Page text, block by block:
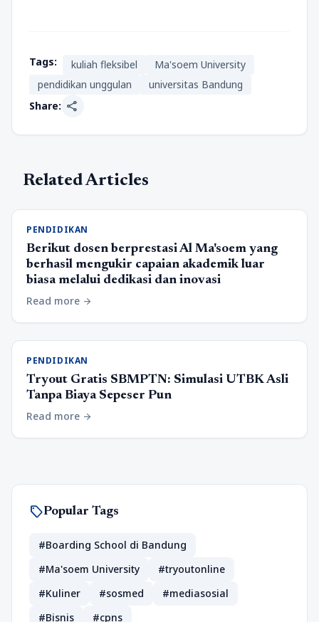
Tags: kuliah fleksibel
Ma'soem University
pendidikan unggulan
universitas Bandung
Share: share
Related Articles
PENDIDIKAN
Berikut dosen berprestasi Al Ma'soem yang
berhasil mengukir capaian akademik luar
biasa melalui dedikasi dan inovasi
Read more arrow_forward
PENDIDIKAN
Tryout Gratis SBMPTN: Simulasi UTBK Asli
Tanpa Biaya Sepeser Pun
Read more arrow_forward
sellPopular Tags
#Boarding School di Bandung
#Ma'soem University
#tryoutonline
#Kuliner
#sosmed
#mediasosial
#Bisnis
#cpns